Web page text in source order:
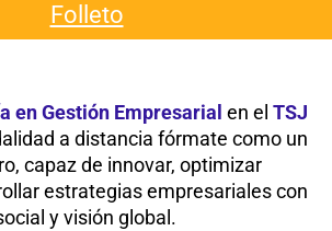
Folleto
en Gestión Empresarial en el TSJ
a distancia fórmate como un
capaz de innovar, optimizar
estrategias empresariales con
y visión global.